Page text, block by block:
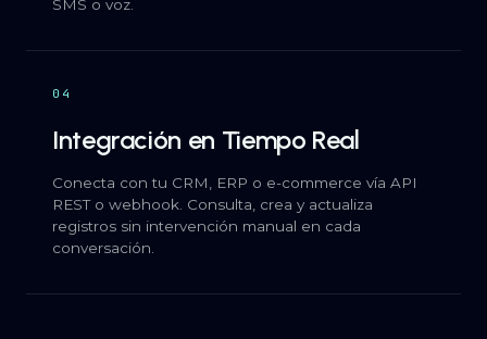
SMS o voz.
04
Integración en Tiempo Real
Conecta con tu CRM, ERP o e-commerce vía API
REST o webhook. Consulta, crea y actualiza
registros sin intervención manual en cada
conversación.